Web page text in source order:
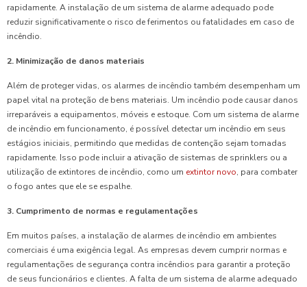
rapidamente. A instalação de um sistema de alarme adequado pode
reduzir significativamente o risco de ferimentos ou fatalidades em caso de
incêndio.
2. Minimização de danos materiais
Além de proteger vidas, os alarmes de incêndio também desempenham um
papel vital na proteção de bens materiais. Um incêndio pode causar danos
irreparáveis a equipamentos, móveis e estoque. Com um sistema de alarme
de incêndio em funcionamento, é possível detectar um incêndio em seus
estágios iniciais, permitindo que medidas de contenção sejam tomadas
rapidamente. Isso pode incluir a ativação de sistemas de sprinklers ou a
utilização de extintores de incêndio, como um extintor novo, para combater
o fogo antes que ele se espalhe.
3. Cumprimento de normas e regulamentações
Em muitos países, a instalação de alarmes de incêndio em ambientes
comerciais é uma exigência legal. As empresas devem cumprir normas e
regulamentações de segurança contra incêndios para garantir a proteção
de seus funcionários e clientes. A falta de um sistema de alarme adequado